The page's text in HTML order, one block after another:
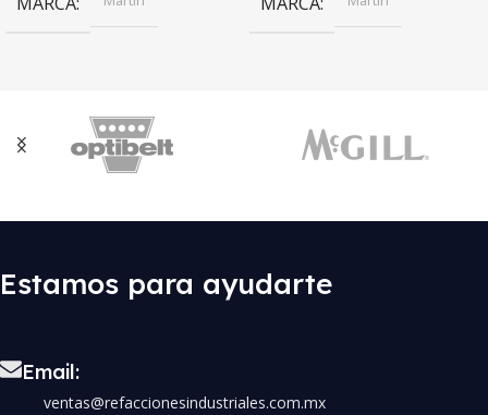
Estamos para ayudarte
Email:
ventas@refaccionesindustriales.com.mx